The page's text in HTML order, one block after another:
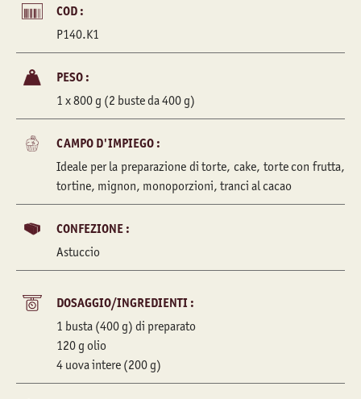
COD :
P140.K1
PESO :
1 x 800 g (2 buste da 400 g)
CAMPO D'IMPIEGO :
Ideale per la preparazione di torte, cake, torte con frutta,
tortine, mignon, monoporzioni, tranci al cacao
CONFEZIONE :
Astuccio
DOSAGGIO/INGREDIENTI :
1 busta (400 g) di preparato
120 g olio
4 uova intere (200 g)